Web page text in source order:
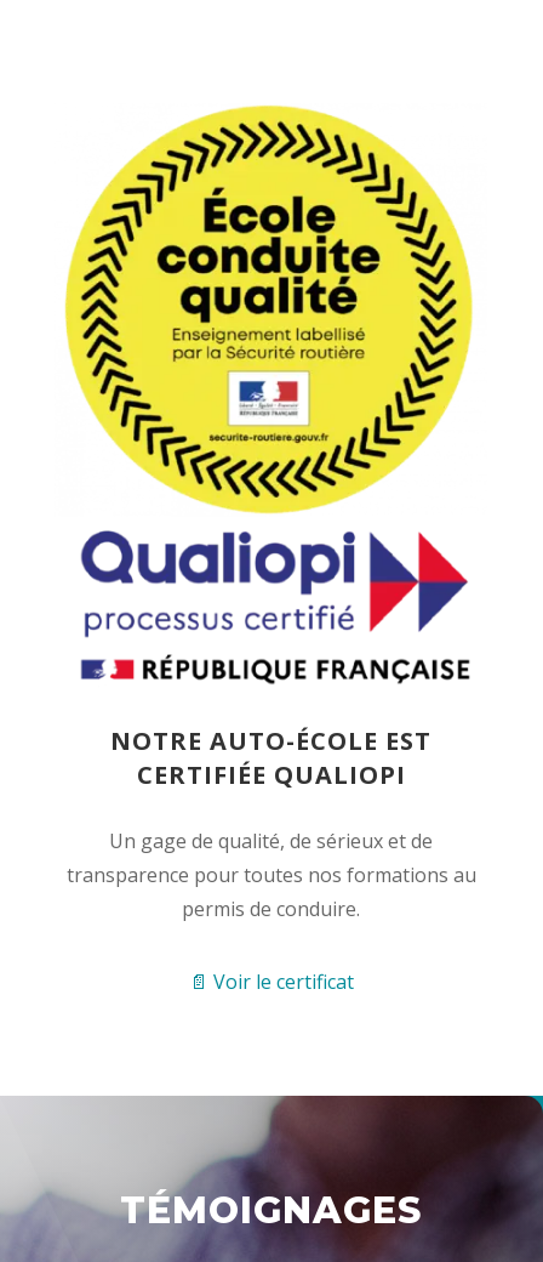
NOTRE AUTO-ÉCOLE EST
CERTIFIÉE QUALIOPI
Un gage de qualité, de sérieux et de
transparence pour toutes nos formations au
permis de conduire.
📄 Voir le certificat
TÉMOIGNAGES